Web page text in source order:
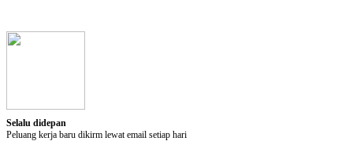
Pilihan Privasi
Selalu didepan
Peluang kerja baru dikirm lewat email setiap hari